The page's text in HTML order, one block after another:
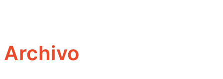
Archivo